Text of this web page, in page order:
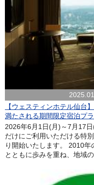
【ウェスティンホテル仙台
満たされる期間限定宿泊プ
2026年6月1日(月)～7月17
だけにご利用いただける特
り開始いたします。 2010
とともに歩みを重ね、地域